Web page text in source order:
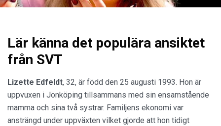
Lär känna det populära ansiktet
från SVT
Lizette Edfeldt, 32, är född den 25 augusti 1993. Hon är
uppvuxen i Jönköping tillsammans med sin ensamstående
mamma och sina två systrar. Familjens ekonomi var
ansträngd under uppväxten vilket gjorde att hon tidigt